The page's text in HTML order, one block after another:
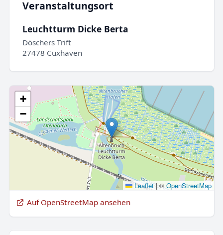
Veranstaltungsort
Leuchtturm Dicke Berta
Döschers Trift
27478 Cuxhaven
+
−
Leaflet |© OpenStreetMap
Auf OpenStreetMap ansehen